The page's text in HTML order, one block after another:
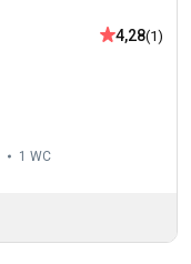
4,28(1)
1 WC